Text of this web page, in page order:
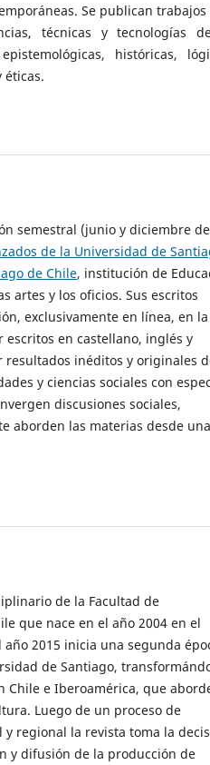
Se publican
técnicas y tecnologías
históricas,
éticas.
semestral (junio y diciembre de
de la Universidad de
de Chile, institución de
artes y los oficios. Sus escritos
exclusivamente en línea, en la
escritos en castellano, inglés y
inéditos y originales
y ciencias sociales con
discusiones sociales,
aborden las materias desde una
de la Facultad de
que nace en el año 2004 en el
2015 inicia una segunda
de Santiago,
Chile e Iberoamérica, que
Luego de un proceso de
regional la revista toma la
y difusión de la producción de